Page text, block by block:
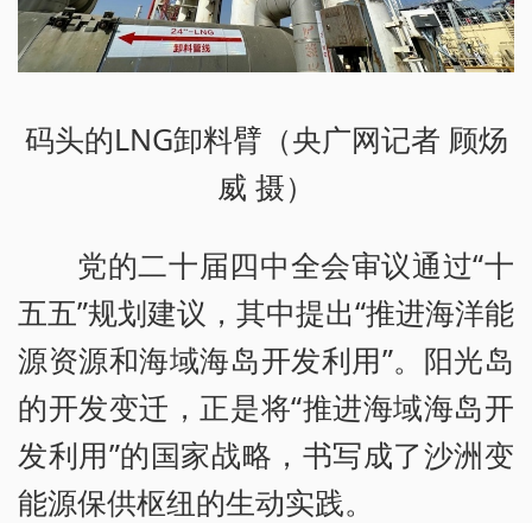
码头的LNG卸料臂（央广网记者 顾炀
威 摄）
党的二十届四中全会审议通过“十
五五”规划建议，其中提出“推进海洋能
源资源和海域海岛开发利用”。阳光岛
的开发变迁，正是将“推进海域海岛开
发利用”的国家战略，书写成了沙洲变
能源保供枢纽的生动实践。